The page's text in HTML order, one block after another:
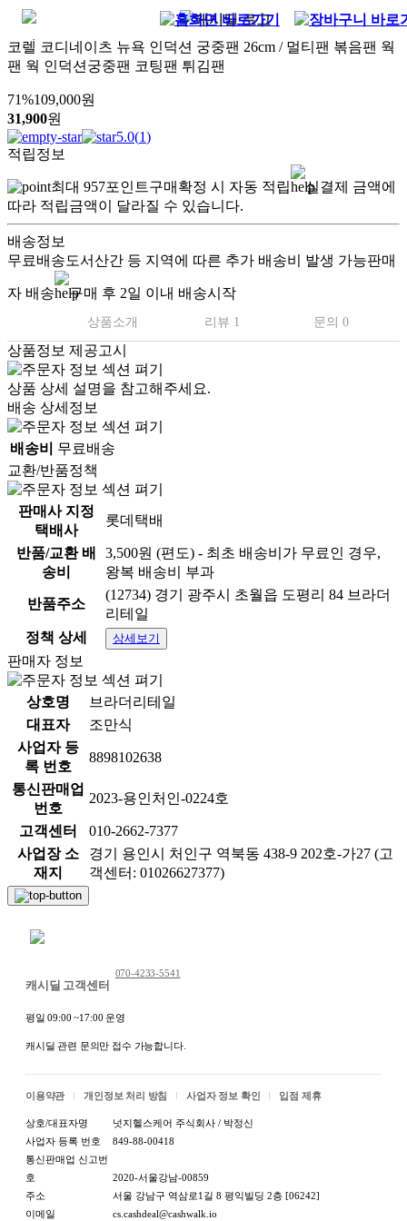
코렐 코디네이츠 뉴욕 인덕션 궁중팬 26cm / 멀티팬 볶음팬 웍
팬 웍 인덕션궁중팬 코팅팬 튀김팬
71%109,000원
31,900원
5.0(1)
적립정보
최대 957포인트구매확정 시 자동 적립
실결제 금액에
따라 적립금액이 달라질 수 있습니다.
배송정보
무료배송도서산간 등 지역에 따른 추가 배송비 발생 가능판매
자 배송 구매 후 2일 이내 배송시작
상품소개 리뷰 1 문의 0
상품정보 제공고시
상품 상세 설명을 참고해주세요.
배송 상세정보
배송비
무료배송
교환/반품정책
판매사 지정
택배사
롯데택배
반품/교환 배
송비
3,500원 (편도) - 최초 배송비가 무료인 경우,
왕복 배송비 부과
반품주소
(12734) 경기 광주시 초월읍 도평리 84 브라더
리테일
정책 상세
상세보기
판매자 정보
상호명
브라더리테일
대표자
조만식
사업자 등
록 번호
8898102638
통신판매업
번호
2023-용인처인-0224호
고객센터
010-2662-7377
사업장 소
재지
경기 용인시 처인구 역북동 438-9 202호-가27 (고
객센터: 01026627377)
캐시딜 고객센터
070-4233-5541
평일 09:00 ~17:00 운영
캐시딜 관련 문의만 접수 가능합니다.
이용약관 개인정보 처리 방침 사업자 정보 확인 입점 제휴
상호/대표자명
넛지헬스케어 주식회사 / 박정신
사업자 등록 번호
849-88-00418
통신판매업 신고번
호
2020-서울강남-00859
주소
서울 강남구 역삼로1길 8 평익빌딩 2층 [06242]
이메일
cs.cashdeal@cashwalk.io